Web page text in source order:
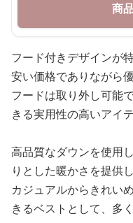
商
フード付きデザインが
安い価格でありながら
フードは取り外し可能
きる実用性の高いアイテ
高品質なダウンを使用
りとした暖かさを提供し
カジュアルからきれい
きるベストとして、多